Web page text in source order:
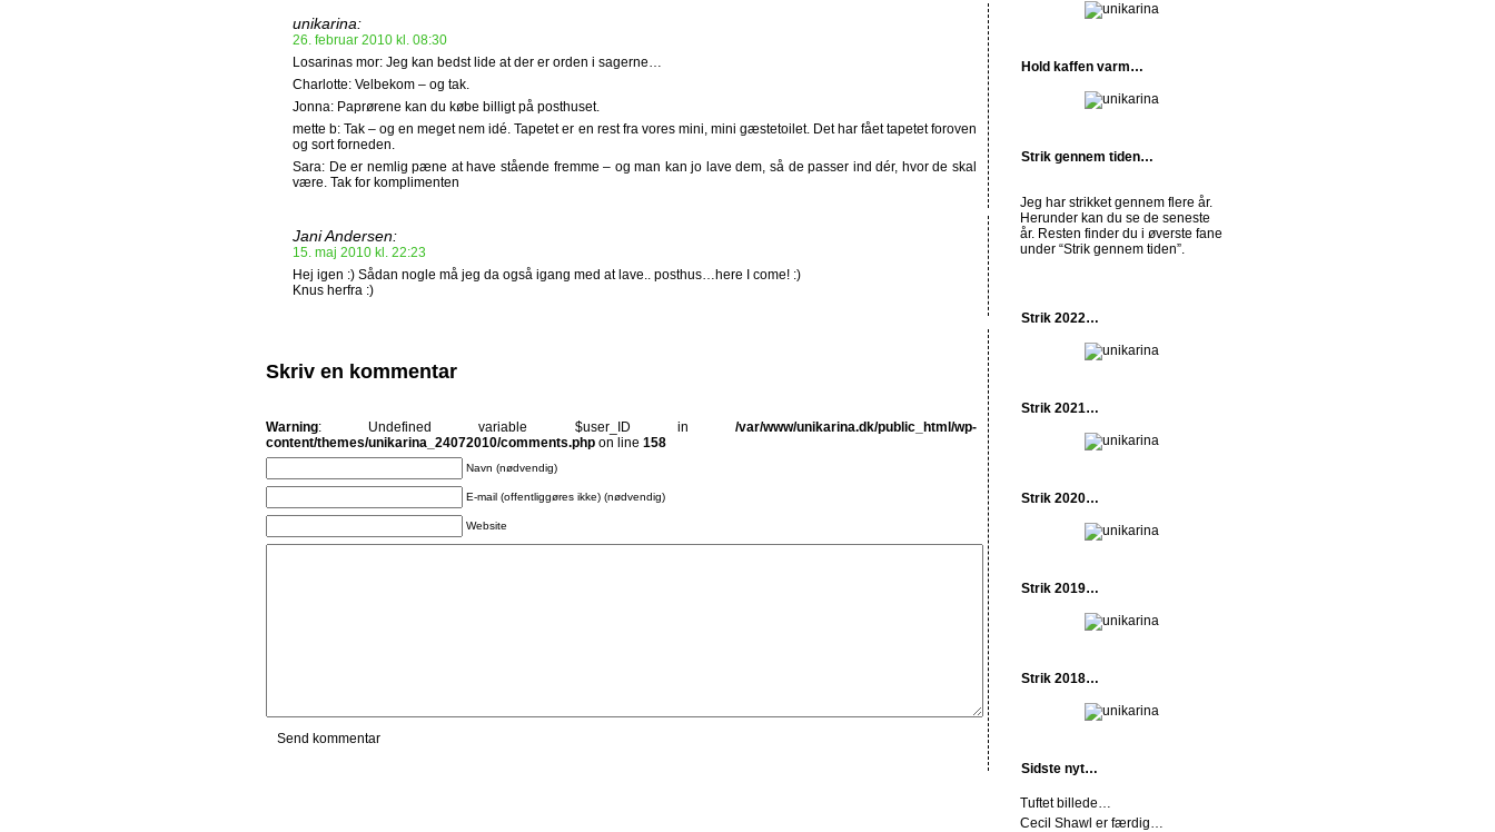
unikarina:
26. februar 2010 kl. 08:30
Losarinas mor: Jeg kan bedst lide at der er orden i sagerne…
Charlotte: Velbekom – og tak.
Jonna: Paprørene kan du købe billigt på posthuset.
mette b: Tak – og en meget nem idé. Tapetet er en rest fra vores mini, mini gæstetoilet. Det har fået tapetet foroven
og sort forneden.
Sara: De er nemlig pæne at have stående fremme – og man kan jo lave dem, så de passer ind dér, hvor de skal
være. Tak for komplimenten
Jani Andersen:
15. maj 2010 kl. 22:23
Hej igen :) Sådan nogle må jeg da også igang med at lave.. posthus…here I come! :)
Knus herfra :)
Skriv en kommentar
Warning: Undefined variable $user_ID in /var/www/unikarina.dk/public_html/wp-
content/themes/unikarina_24072010/comments.php on line 158
Navn (nødvendig)
E-mail (offentliggøres ikke) (nødvendig)
Website
Hold kaffen varm…
Strik gennem tiden…
Jeg har strikket gennem flere år.
Herunder kan du se de seneste
år. Resten finder du i øverste fane
under “Strik gennem tiden”.
Strik 2022…
Strik 2021…
Strik 2020…
Strik 2019…
Strik 2018…
Sidste nyt…
Tuftet billede…
Cecil Shawl er færdig…